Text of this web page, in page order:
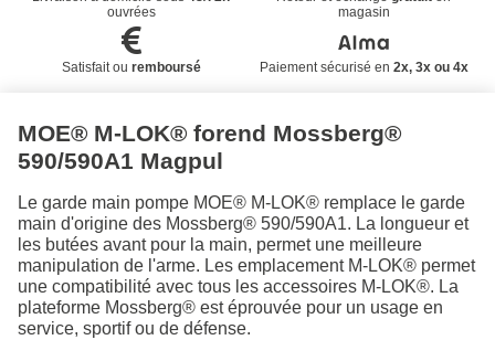
ouvrées
magasin
Satisfait ou remboursé Paiement sécurisé en 2x, 3x ou 4x
MOE® M-LOK® forend Mossberg®
590/590A1 Magpul
Le garde main pompe MOE® M-LOK® remplace le garde
main d'origine des Mossberg® 590/590A1. La longueur et
les butées avant pour la main, permet une meilleure
manipulation de l'arme. Les emplacement M-LOK® permet
une compatibilité avec tous les accessoires M-LOK®. La
plateforme Mossberg® est éprouvée pour un usage en
service, sportif ou de défense.